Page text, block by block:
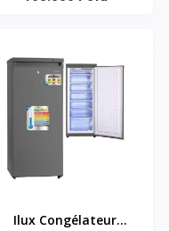
Ilux Congélateur